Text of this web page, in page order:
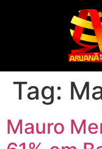
Tag:
Mauro